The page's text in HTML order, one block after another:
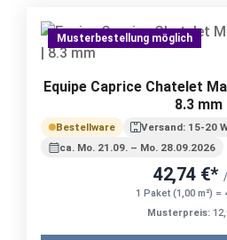
Musterbestellung möglich
Equipe Caprice Chatelet
8.3 mm
Bestellware
Versand: 15-20
ca. Mo. 21.09. – Mo. 28.09.2026
42,74 €*
1 Paket (1,00 m²) =
Musterpreis: